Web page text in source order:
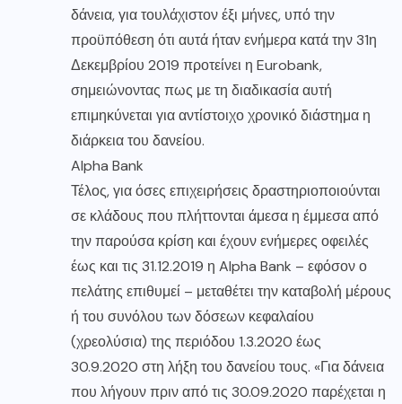
δάνεια, για τουλάχιστον έξι μήνες, υπό την
προϋπόθεση ότι αυτά ήταν ενήμερα κατά την 31η
Δεκεμβρίου 2019 προτείνει η Eurobank,
σημειώνοντας πως με τη διαδικασία αυτή
επιμηκύνεται για αντίστοιχο χρονικό διάστημα η
διάρκεια του δανείου.
Alpha Bank
Τέλος, για όσες επιχειρήσεις δραστηριοποιούνται
σε κλάδους που πλήττονται άμεσα η έμμεσα από
την παρούσα κρίση και έχουν ενήμερες οφειλές
έως και τις 31.12.2019 η Alpha Bank – εφόσον ο
πελάτης επιθυμεί – μεταθέτει την καταβολή μέρους
ή του συνόλου των δόσεων κεφαλαίου
(χρεολύσια) της περιόδου 1.3.2020 έως
30.9.2020 στη λήξη του δανείου τους. «Για δάνεια
που λήγουν πριν από τις 30.09.2020 παρέχεται η